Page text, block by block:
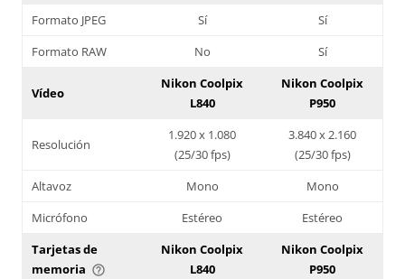
Formato JPEG
Sí
Sí
Formato RAW
No Sí
Vídeo
Nikon Coolpix
L840
Nikon Coolpix
P950
Resolución
1.920 x 1.080
(25/30 fps)
3.840 x 2.160
(25/30 fps)
Altavoz
Mono
Mono
Micrófono
Estéreo
Estéreo
Tarjetas de
memoria help_outline
Nikon Coolpix
L840
Nikon Coolpix
P950